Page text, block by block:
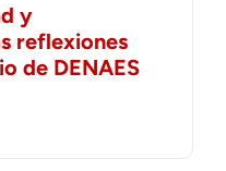
y
reflexiones
de DENAES